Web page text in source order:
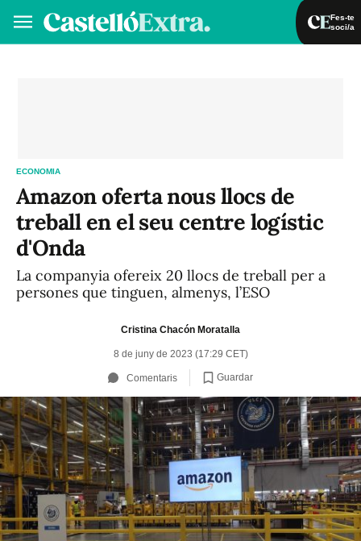
Fes-te
soci/a
ECONOMIA
Amazon oferta nous llocs de
treball en el seu centre logístic
d'Onda
La companyia ofereix 20 llocs de treball per a
persones que tinguen, almenys, l’ESO
Cristina Chacón Moratalla
8 de juny de 2023 (17:29 CET)
Comentaris Guardar